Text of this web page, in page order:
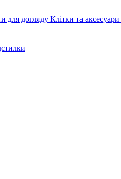
для догляду Клітки та аксесуари